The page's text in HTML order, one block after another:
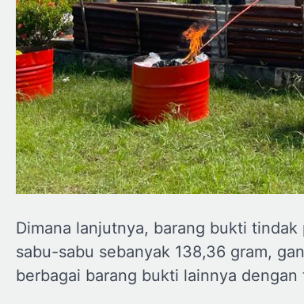
Dimana lanjutnya, barang bukti
sabu-sabu sebanyak 138,36 gram,
berbagai barang bukti lainnya dengan